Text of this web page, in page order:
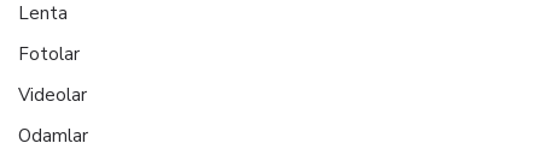
Lenta
Fotolar
Videolar
Odamlar